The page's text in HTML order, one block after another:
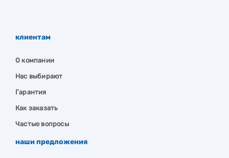
клиентам
О компании
Нас выбирают
Гарантия
Как заказать
Частые вопросы
наши предложения